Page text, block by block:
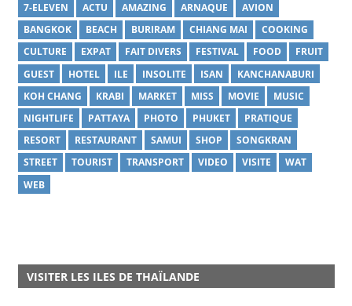
7-ELEVEN ACTU AMAZING ARNAQUE
AVION
BANGKOK
BEACH BURIRAM CHIANG MAI
COOKING
CULTURE
EXPAT FAIT DIVERS FESTIVAL FOOD
FRUIT
GUEST
HOTEL ILE INSOLITE ISAN
KANCHANABURI
KOH CHANG
KRABI MARKET MISS MOVIE
MUSIC
NIGHTLIFE
PATTAYA PHOTO PHUKET
PRATIQUE
RESORT
RESTAURANT SAMUI SHOP
SONGKRAN
STREET
TOURIST TRANSPORT VIDEO VISITE
WAT
WEB
VISITER LES ILES DE THAÏLANDE